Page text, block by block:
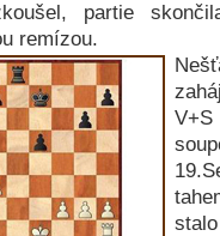
partie
remízou.